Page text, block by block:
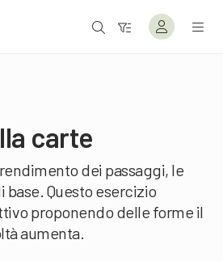
carte
dei passaggi, le
Questo esercizio
proponendo delle forme il
aumenta.